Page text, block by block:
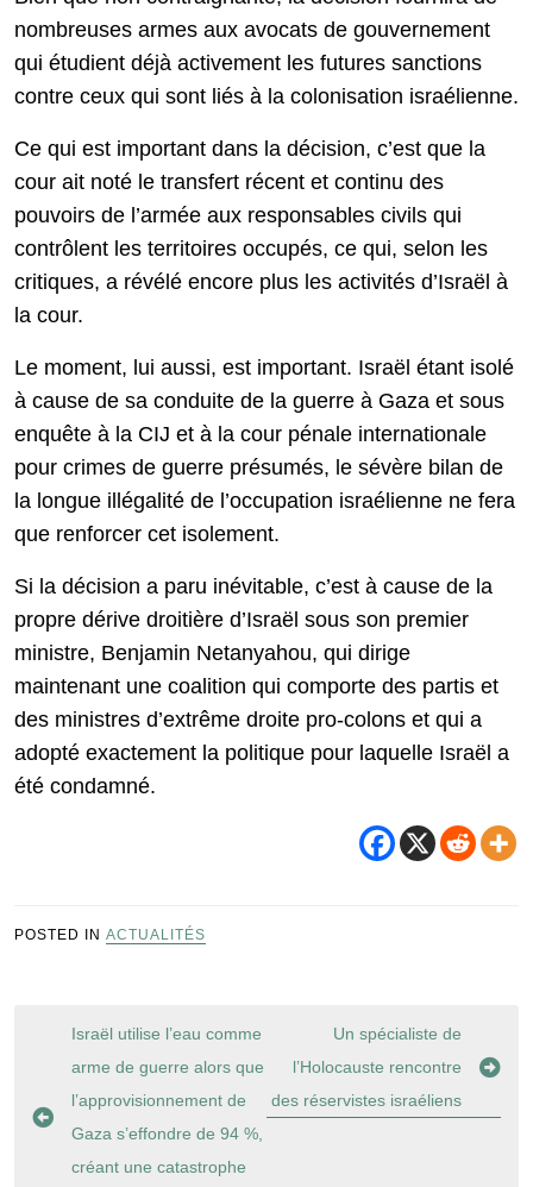
nombreuses armes aux avocats de gouvernement
qui étudient déjà activement les futures sanctions
contre ceux qui sont liés à la colonisation israélienne.
Ce qui est important dans la décision, c’est que la
cour ait noté le transfert récent et continu des
pouvoirs de l’armée aux responsables civils qui
contrôlent les territoires occupés, ce qui, selon les
critiques, a révélé encore plus les activités d’Israël à
la cour.
Le moment, lui aussi, est important. Israël étant isolé
à cause de sa conduite de la guerre à Gaza et sous
enquête à la CIJ et à la cour pénale internationale
pour crimes de guerre présumés, le sévère bilan de
la longue illégalité de l’occupation israélienne ne fera
que renforcer cet isolement.
Si la décision a paru inévitable, c’est à cause de la
propre dérive droitière d’Israël sous son premier
ministre, Benjamin Netanyahou, qui dirige
maintenant une coalition qui comporte des partis et
des ministres d’extrême droite pro-colons et qui a
adopté exactement la politique pour laquelle Israël a
été condamné.
POSTED IN ACTUALITÉS
Navigation
l’article
Israël utilise l’eau comme
arme de guerre alors que
l’approvisionnement de
Gaza s’effondre de 94 %,
créant une catastrophe
Un spécialiste de
l’Holocauste rencontre
des réservistes israéliens